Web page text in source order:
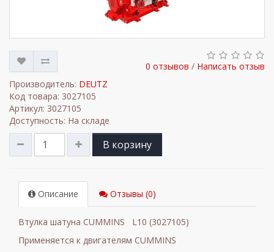
0 отзывов / Написать отзыв
Производитель: DEUTZ
Код товара: 3027105
Артикул: 3027105
Доступность: На складе
В корзину
Описание Отзывы (0)
Втулка шатуна CUMMINS L10 (3027105)
Применяется к двигателям CUMMINS